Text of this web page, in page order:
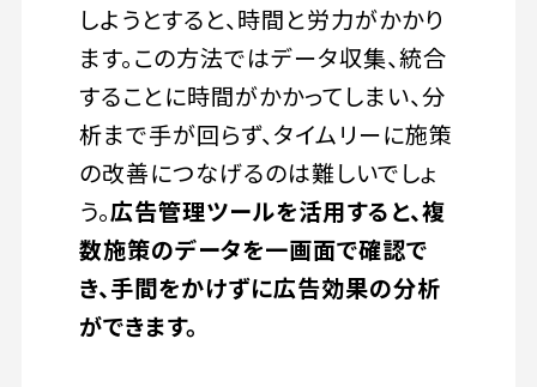
しようとすると、時間と労力がかかり
ます。この方法ではデータ収集、統合
することに時間がかかってしまい、分
析まで手が回らず、タイムリーに施策
の改善につなげるのは難しいでしょ
う。広告管理ツールを活用すると、複
数施策のデータを一画面で確認で
き、手間をかけずに広告効果の分析
ができます。